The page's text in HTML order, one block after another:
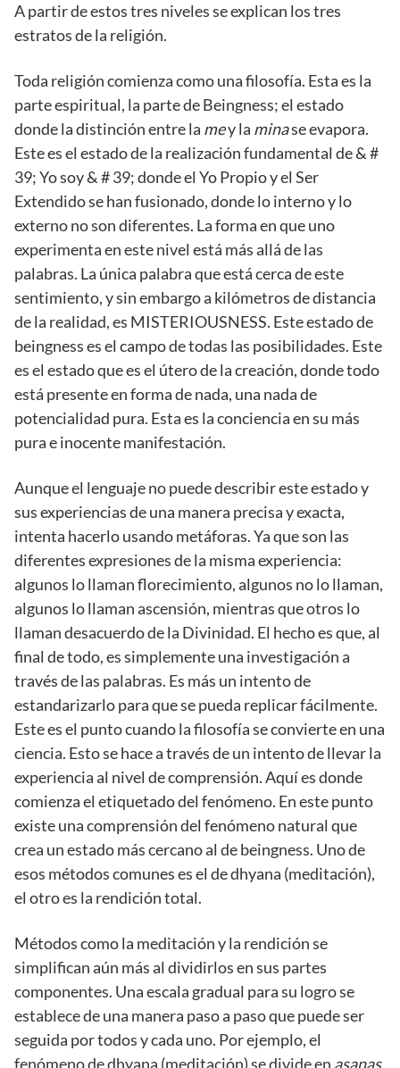
A partir de estos tres niveles se explican los tres
estratos de la religión.
Toda religión comienza como una filosofía. Esta es la
parte espiritual, la parte de Beingness; el estado
donde la distinción entre la mey la minase evapora.
Este es el estado de la realización fundamental de & #
39; Yo soy & # 39; donde el Yo Propio y el Ser
Extendido se han fusionado, donde lo interno y lo
externo no son diferentes. La forma en que uno
experimenta en este nivel está más allá de las
palabras. La única palabra que está cerca de este
sentimiento, y sin embargo a kilómetros de distancia
de la realidad, es MISTERIOUSNESS. Este estado de
beingness es el campo de todas las posibilidades. Este
es el estado que es el útero de la creación, donde todo
está presente en forma de nada, una nada de
potencialidad pura. Esta es la conciencia en su más
pura e inocente manifestación.
Aunque el lenguaje no puede describir este estado y
sus experiencias de una manera precisa y exacta,
intenta hacerlo usando metáforas. Ya que son las
diferentes expresiones de la misma experiencia:
algunos lo llaman florecimiento, algunos no lo llaman,
algunos lo llaman ascensión, mientras que otros lo
llaman desacuerdo de la Divinidad. El hecho es que, al
final de todo, es simplemente una investigación a
través de las palabras. Es más un intento de
estandarizarlo para que se pueda replicar fácilmente.
Este es el punto cuando la filosofía se convierte en una
ciencia. Esto se hace a través de un intento de llevar la
experiencia al nivel de comprensión. Aquí es donde
comienza el etiquetado del fenómeno. En este punto
existe una comprensión del fenómeno natural que
crea un estado más cercano al de beingness. Uno de
esos métodos comunes es el de dhyana (meditación),
el otro es la rendición total.
Métodos como la meditación y la rendición se
simplifican aún más al dividirlos en sus partes
componentes. Una escala gradual para su logro se
establece de una manera paso a paso que puede ser
seguida por todos y cada uno. Por ejemplo, el
fenómeno de dhyana (meditación) se divide en asanas